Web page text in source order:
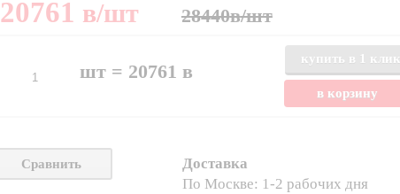
20761 в/шт 28440в/шт
шт = 20761 в
купить в 1 клик
в корзину
Сравнить
Доставка
По Москве: 1-2 рабочих дня